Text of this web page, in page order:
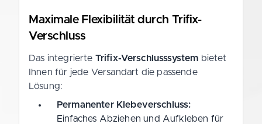
Maximale Flexibilität durch Trifix-
Verschluss
Das integrierte Trifix-Verschlusssystem bietet
Ihnen für jede Versandart die passende
Lösung:
Permanenter Klebeverschluss:
Einfaches Abziehen und Aufkleben für